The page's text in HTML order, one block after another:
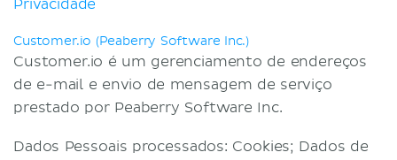
Privacidade
Customer.io (Peaberry Software Inc.)
Customer.io é um gerenciamento de endereços
de e-mail e envio de mensagem de serviço
prestado por Peaberry Software Inc.
Dados Pessoais processados: Cookies; Dados de